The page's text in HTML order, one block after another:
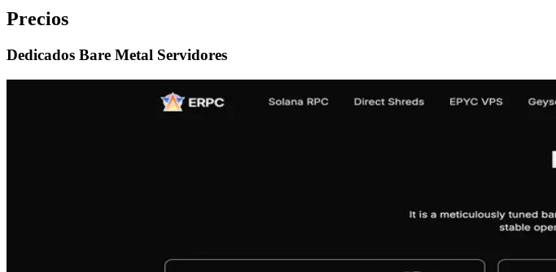
Precios
Dedicados Bare Metal Servidores